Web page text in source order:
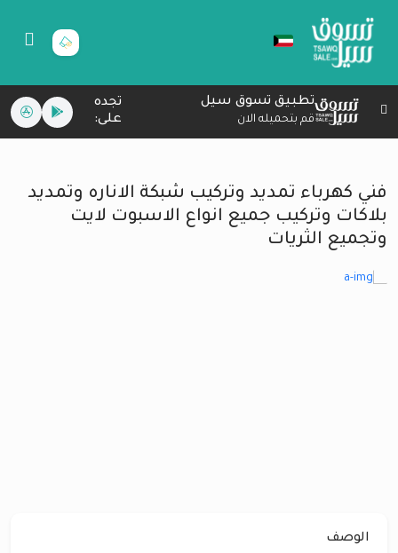
تطبيق تسوق سيل
قم بتحميله الان
تجده
على:
فني كهرباء تمديد وتركيب شبكة الاناره وتمديد
بلاكات وتركيب جميع انواع الاسبوت لايت
وتجميع الثريات
الوصف